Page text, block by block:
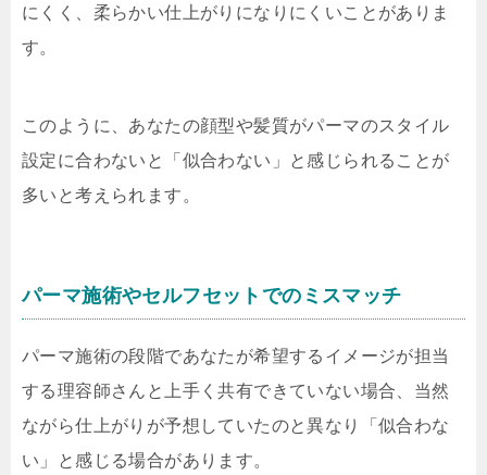
にくく、柔らかい仕上がりになりにくいことがありま
す。
このように、あなたの顔型や髪質がパーマのスタイル
設定に合わないと「似合わない」と感じられることが
多いと考えられます。
パーマ施術やセルフセットでのミスマッチ
パーマ施術の段階であなたが希望するイメージが担当
する理容師さんと上手く共有できていない場合、当然
ながら仕上がりが予想していたのと異なり「似合わな
い」と感じる場合があります。